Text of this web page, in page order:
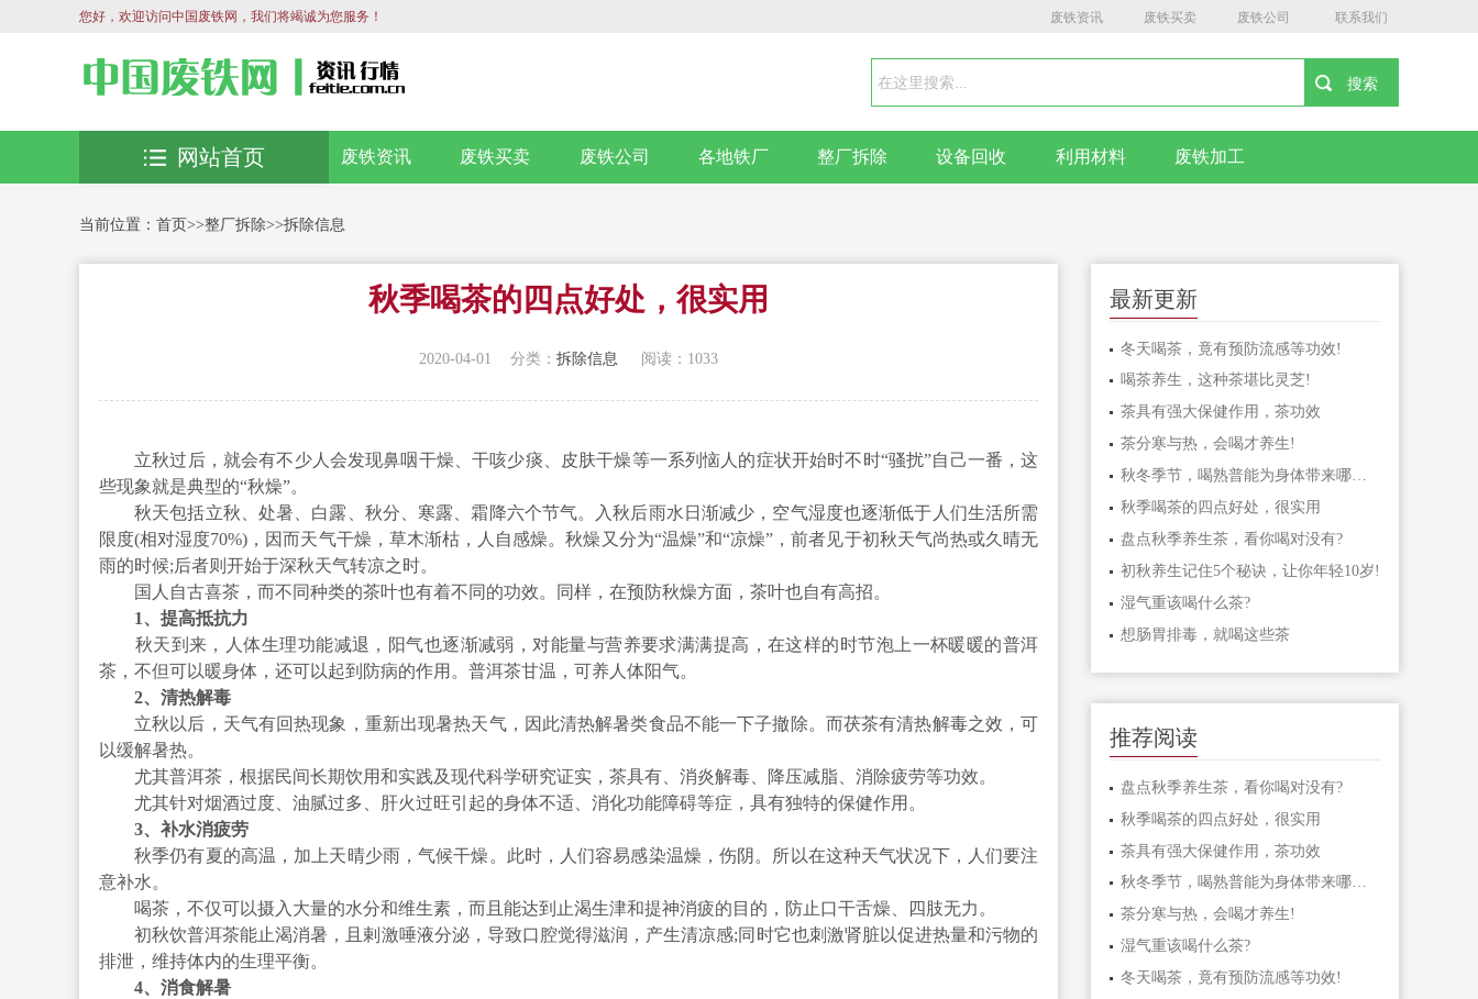
您好，欢迎访问中国废铁网，我们将竭诚为您服务！ 废铁资讯 废铁买卖 废铁公司 联系我们
废铁资讯 废铁买卖 废铁公司 各地铁厂 整厂拆除 设备回收 利用材料 废铁加工
网站首页
当前位置： 首页>>整厂拆除>>拆除信息
秋季喝茶的四点好处，很实用
2020-04-01 分类： 拆除信息 阅读：1033
立秋过后，就会有不少人会发现鼻咽干燥、干咳少痰、皮肤干燥等一系列恼人的症状开始时不时“骚扰”自己一番，这
些现象就是典型的“秋燥”。
秋天包括立秋、处暑、白露、秋分、寒露、霜降六个节气。入秋后雨水日渐减少，空气湿度也逐渐低于人们生活所需
限度(相对湿度70%)，因而天气干燥，草木渐枯，人自感燥。秋燥又分为“温燥”和“凉燥”，前者见于初秋天气尚热或久晴无
雨的时候;后者则开始于深秋天气转凉之时。
国人自古喜茶，而不同种类的茶叶也有着不同的功效。同样，在预防秋燥方面，茶叶也自有高招。
1、提高抵抗力
秋天到来，人体生理功能减退，阳气也逐渐减弱，对能量与营养要求满满提高，在这样的时节泡上一杯暖暖的普洱
茶，不但可以暖身体，还可以起到防病的作用。普洱茶甘温，可养人体阳气。
2、清热解毒
立秋以后，天气有回热现象，重新出现暑热天气，因此清热解暑类食品不能一下子撤除。而茯茶有清热解毒之效，可
以缓解暑热。
尤其普洱茶，根据民间长期饮用和实践及现代科学研究证实，茶具有、消炎解毒、降压减脂、消除疲劳等功效。
尤其针对烟酒过度、油腻过多、肝火过旺引起的身体不适、消化功能障碍等症，具有独特的保健作用。
3、补水消疲劳
秋季仍有夏的高温，加上天晴少雨，气候干燥。此时，人们容易感染温燥，伤阴。所以在这种天气状况下，人们要注
意补水。
喝茶，不仅可以摄入大量的水分和维生素，而且能达到止渴生津和提神消疲的目的，防止口干舌燥、四肢无力。
初秋饮普洱茶能止渴消暑，且剌激唾液分泌，导致口腔觉得滋润，产生清凉感;同时它也刺激肾脏以促进热量和污物的
排泄，维持体内的生理平衡。
4、消食解暑
最新更新
冬天喝茶，竟有预防流感等功效!
喝茶养生，这种茶堪比灵芝!
茶具有强大保健作用，茶功效
茶分寒与热，会喝才养生!
秋冬季节，喝熟普能为身体带来哪些好处?
秋季喝茶的四点好处，很实用
盘点秋季养生茶，看你喝对没有?
初秋养生记住5个秘诀，让你年轻10岁!
湿气重该喝什么茶?
想肠胃排毒，就喝这些茶
推荐阅读
盘点秋季养生茶，看你喝对没有?
秋季喝茶的四点好处，很实用
茶具有强大保健作用，茶功效
秋冬季节，喝熟普能为身体带来哪些好处?
茶分寒与热，会喝才养生!
湿气重该喝什么茶?
冬天喝茶，竟有预防流感等功效!